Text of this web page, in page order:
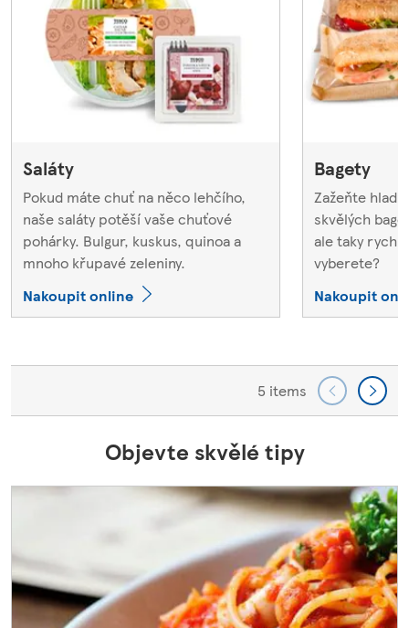
Saláty
Pokud máte chuť na něco lehčího,
naše saláty potěší vaše chuťové
pohárky. Bulgur, kuskus, quinoa a
mnoho křupavé zeleniny.
Nakoupit online
Bagety
Zažeňte hlad
skvělých
ale taky
vyberete?
Nakoupit
5 items
Objevte skvělé tipy